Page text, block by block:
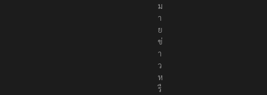
ม
า
ย
ข่
า
ว
ห
รื